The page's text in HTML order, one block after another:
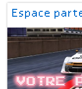
Espace
Votre